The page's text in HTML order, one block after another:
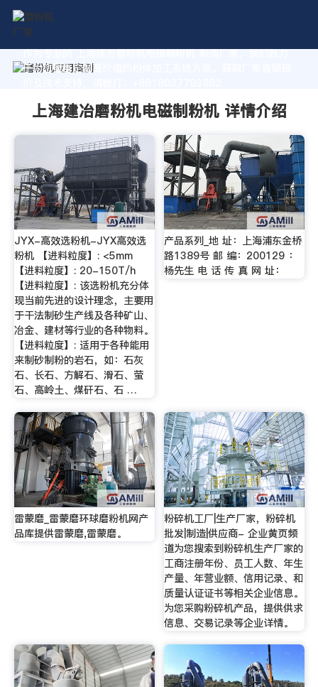
作为专业的 上海建冶磨粉机电磁制粉机 制造厂家，我们致力
于为您量身定制高价值的粉体加工系统方案。获取厂家直销报
上海建冶磨粉机电磁制粉机 详情介绍
JYX-高效选粉机-JYX高效选
粉机 【进料粒度】: <5mm
【进料粒度】: 20-150T/h
【进料粒度】: 该选粉机充分体
现当前先进的设计理念，主要用
于干法制砂生产线及各种矿山、
冶金、建材等行业的各种物料。
【进料粒度】: 适用于各种能用
来制砂制粉的岩石，如：石灰
石、长石、方解石、滑石、萤
石、高岭土、煤矸石、石 …
产品系列_地 址：上海浦东金桥
路1389号 邮 编：200129 ：
杨先生 电 话 传 真 网 址：
雷蒙磨_雷蒙磨环球磨粉机网产
品库提供雷蒙磨,雷蒙磨。
粉碎机工厂|生产厂家，粉碎机
批发|制造|供应商- 企业黄页频
道为您搜索到粉碎机生产厂家的
工商注册年份、员工人数、年生
产量、年营业额、信用记录、和
质量认证证书等相关企业信息。
为您采购粉碎机产品，提供供求
信息、交易记录等企业详情。